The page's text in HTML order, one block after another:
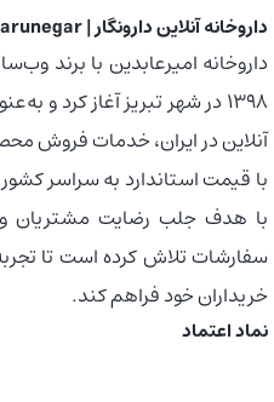
داروخانه آنلاین دارونگار | Darunegar
داروخانه امیرعابدین با برند
1398 در شهر تبریز آغاز کرد و
آنلاین در ایران، خدمات فروش
با قیمت استاندارد به سراسر
با هدف جلب رضایت مشتریان
سفارشات تلاش کرده است تا
خریداران خود فراهم کند.
نماد اعتماد